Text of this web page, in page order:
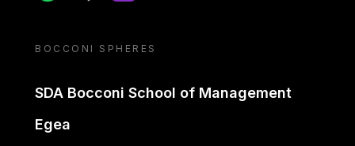
BOCCONI SPHERES
SDA Bocconi School of Management
Egea